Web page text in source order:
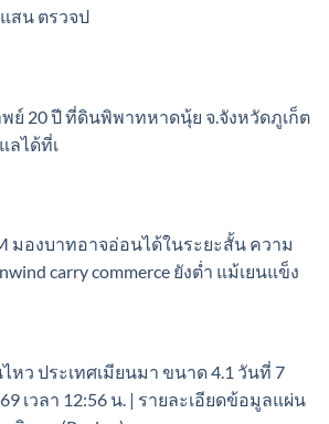
สน ตรวจป
ย์ 20 ปี ที่ดินพิพาทหาดนุ้ย จ.จังหวัดภูเก็ต
ลได้ที่เ
มองบาทอาจอ่อนได้ในระยะสั้น ความ
carry commerce ยังต่ำ แม้เยนแข็ง
หว ประเทศเมียนมา ขนาด 4.1 วันที่ 7
เวลา 12:56 น. | รายละเอียดข้อมูลแผ่น